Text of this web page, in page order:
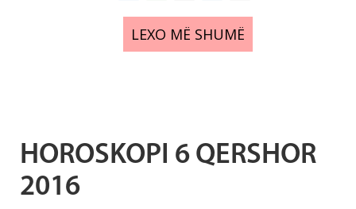
LEXO MË SHUMË
HOROSKOPI 6 QERSHOR
2016